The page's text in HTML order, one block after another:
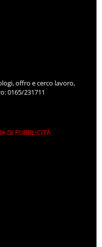
offro e cerco lavoro,
0165/231711
DI PUBBLICITÀ